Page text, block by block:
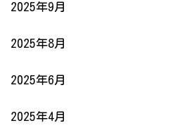
2025年9月
2025年8月
2025年6月
2025年4月